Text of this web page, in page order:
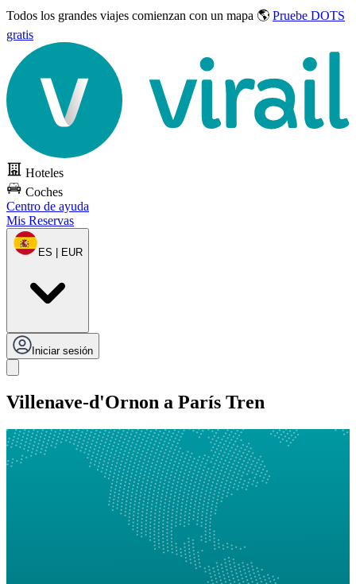
Todos los grandes viajes comienzan con un mapa 🌎 Pruebe DOTS
gratis
Hoteles
Coches
Centro de ayuda
Mis Reservas
ES | EUR
Iniciar sesión
Villenave-d'Ornon a París Tren